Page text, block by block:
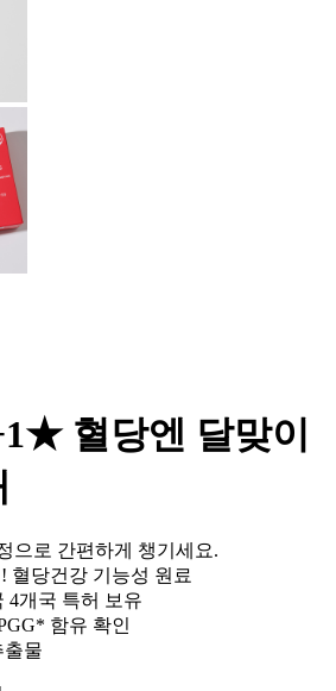
혈당엔 달맞이
으로 간편하게 챙기세요.
혈당건강 기능성 원료
4개국 특허 보유
함유 확인
출물